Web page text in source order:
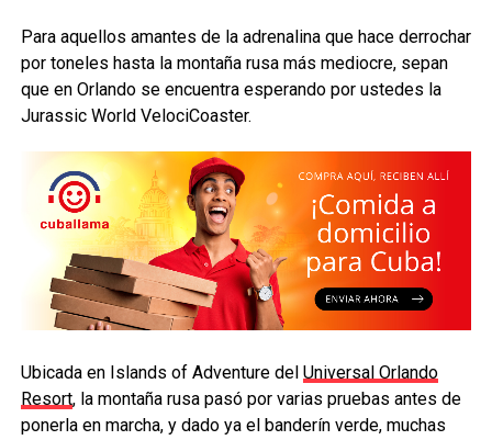
Para aquellos amantes de la adrenalina que hace derrochar
por toneles hasta la montaña rusa más mediocre, sepan
que en Orlando se encuentra esperando por ustedes la
Jurassic World VelociCoaster.
Ubicada en Islands of Adventure del Universal Orlando
Resort, la montaña rusa pasó por varias pruebas antes de
ponerla en marcha, y dado ya el banderín verde, muchas